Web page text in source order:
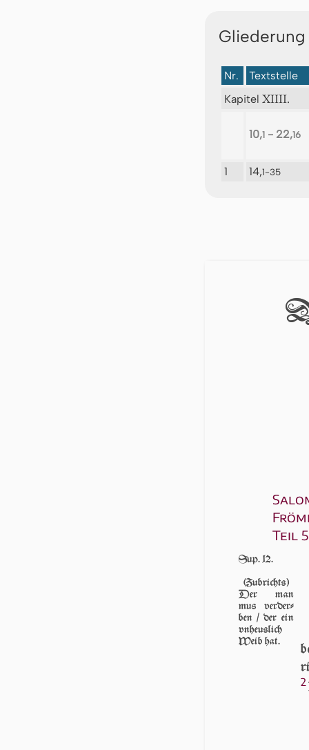
Nr.
Textstelle
Kapitel XIIII.
10,1- 22,16
1 14,1-35
Teil 5
Sup. 12.
(Zubrichts)
Der man
mus ver­der­
ben / der ein
vnheuslich
Weib hat.
2